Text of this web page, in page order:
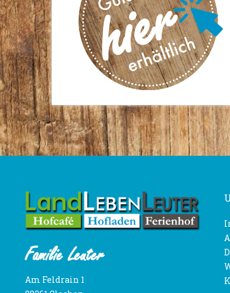
Familie Leuter
Am Feldrain 1